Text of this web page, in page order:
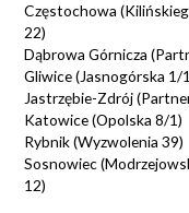
Częstochowa
22)
Dąbrowa Górnicza
Gliwice (Jasnogórska 1/
Jastrzębie-Zdrój
Katowice (Opolska 8/1)
Rybnik (Wyzwolenia 39)
Sosnowiec
12)